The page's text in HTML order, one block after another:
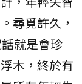
尋覓許久，
就是會珍
木，終於有